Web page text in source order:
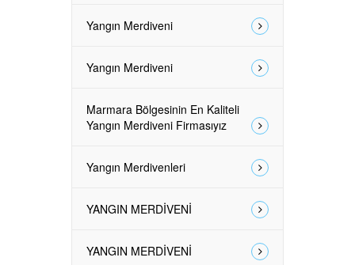
Yangın Merdiveni
Yangın Merdiveni
Marmara Bölgesinin En Kaliteli
Yangın Merdiveni Firmasıyız
Yangın Merdivenleri
YANGIN MERDİVENİ
YANGIN MERDİVENİ